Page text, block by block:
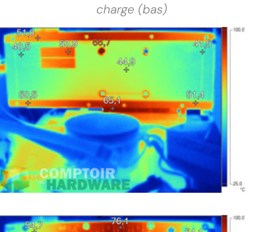
charge (bas)